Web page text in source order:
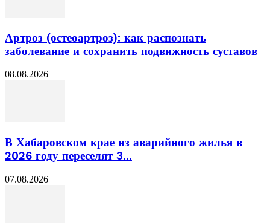
Артроз (остеоартроз): как распознать
заболевание и сохранить подвижность суставов
08.08.2026
В Хабаровском крае из аварийного жилья в
2026 году переселят 3...
07.08.2026